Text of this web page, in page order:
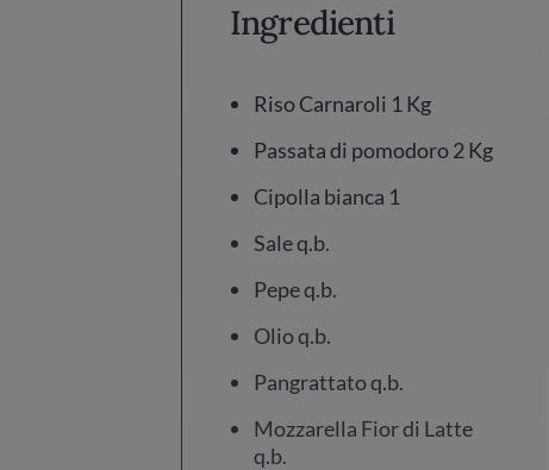
Ingredienti
Riso Carnaroli 1 Kg
Passata di pomodoro 2 Kg
Cipolla bianca 1
Sale q.b.
Pepe q.b.
Olio q.b.
Pangrattato q.b.
Mozzarella Fior di Latte
q.b.